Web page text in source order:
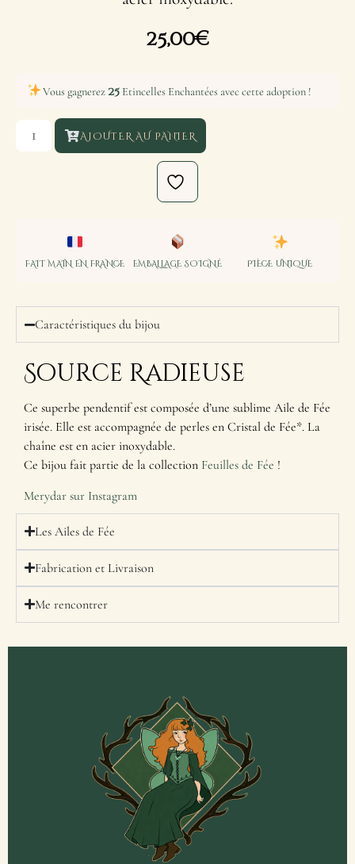
25,00€
Vous gagnerez 25Etincelles Enchantées avec cette adoption !
AJOUTER AU PANIER
FAIT MAIN EN FRANCE EMBALLAGE SOIGNÉ PIÈCE UNIQUE
Caractéristiques du bijou
Source Radieuse
Ce superbe pendentif est composée d’une sublime Aile de Fée
irisée. Elle est accompagnée de perles en Cristal de Fée*. La
chaîne est en acier inoxydable.
Ce bijou fait partie de la collection Feuilles de Fée !
Merydar sur Instagram
Les Ailes de Fée
Fabrication et Livraison
Me rencontrer